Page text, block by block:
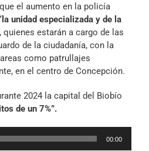
el aumento en la policía
unidad especializada y de la
, quienes estarán a cargo de las
de la ciudadanía, con la
como patrullajes
en el centro de Concepción.
2024 la capital del Biobío
de un 7%”.
00:00